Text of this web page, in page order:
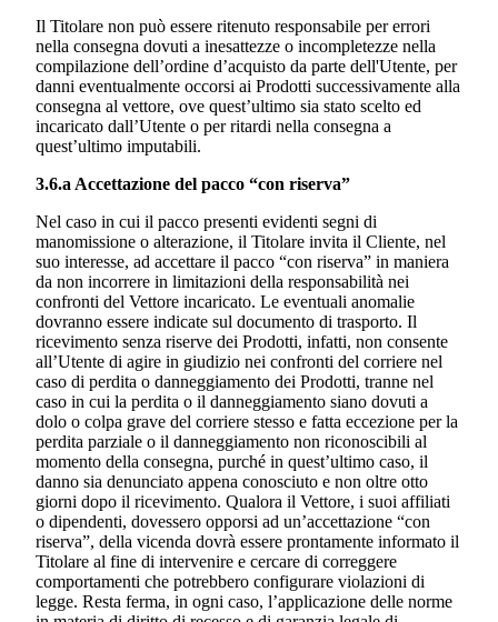
Il Titolare non può essere ritenuto responsabile per errori
nella consegna dovuti a inesattezze o incompletezze nella
compilazione dell’ordine d’acquisto da parte dell'Utente, per
danni eventualmente occorsi ai Prodotti successivamente alla
consegna al vettore, ove quest’ultimo sia stato scelto ed
incaricato dall’Utente o per ritardi nella consegna a
quest’ultimo imputabili.
3.6.a Accettazione del pacco “con riserva”
Nel caso in cui il pacco presenti evidenti segni di
manomissione o alterazione, il Titolare invita il Cliente, nel
suo interesse, ad accettare il pacco “con riserva” in maniera
da non incorrere in limitazioni della responsabilità nei
confronti del Vettore incaricato. Le eventuali anomalie
dovranno essere indicate sul documento di trasporto. Il
ricevimento senza riserve dei Prodotti, infatti, non consente
all’Utente di agire in giudizio nei confronti del corriere nel
caso di perdita o danneggiamento dei Prodotti, tranne nel
caso in cui la perdita o il danneggiamento siano dovuti a
dolo o colpa grave del corriere stesso e fatta eccezione per la
perdita parziale o il danneggiamento non riconoscibili al
momento della consegna, purché in quest’ultimo caso, il
danno sia denunciato appena conosciuto e non oltre otto
giorni dopo il ricevimento. Qualora il Vettore, i suoi affiliati
o dipendenti, dovessero opporsi ad un’accettazione “con
riserva”, della vicenda dovrà essere prontamente informato il
Titolare al fine di intervenire e cercare di correggere
comportamenti che potrebbero configurare violazioni di
legge. Resta ferma, in ogni caso, l’applicazione delle norme